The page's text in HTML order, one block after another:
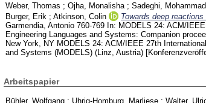
Weber, Thomas ; Ojha, Monalisha ; Sadeghi, Mohammad
Burger, Erik ; Atkinson, Colin Towards deep
Garmendia, Antonio 760-769 In: MODELS 24: ACM/
Engineering Languages and Systems: Companion
New York, NY MODELS 24: ACM/IEEE 27th
and Systems (MODELS) (Linz, Austria)
Arbeitspapier
Bühler, Wolfgang ; Uhrig-Homburg, Marliese ; Walter,